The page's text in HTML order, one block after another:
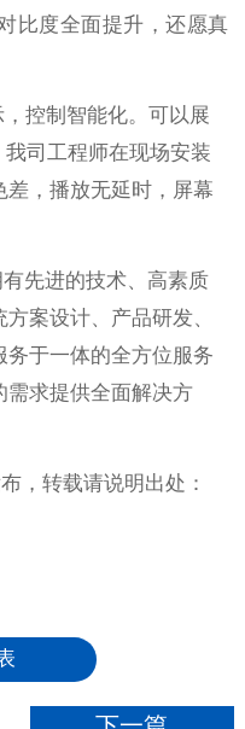
比度全面提升，还愿真
控制智能化。可以展
司工程师在现场安装
差，播放无延时，屏幕
先进的技术、高素质
案设计、产品研发、
于一体的全方位服务
需求提供全面解决方
，转载请说明出处：